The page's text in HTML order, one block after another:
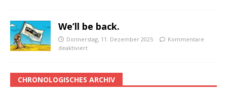
We’ll be back.
Donnerstag, 11. Dezember 2025
Kommentare
deaktiviert
CHRONOLOGISCHES ARCHIV